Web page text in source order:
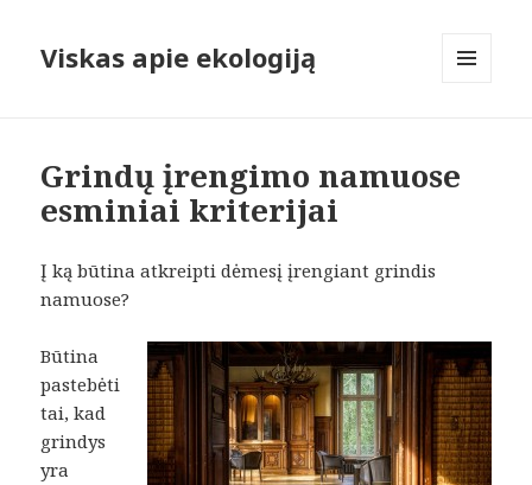
Viskas apie ekologiją
Grindų įrengimo namuose
esminiai kriterijai
Į ką būtina atkreipti dėmesį įrengiant grindis
namuose?
Būtina
pastebėti
tai, kad
grindys
yra